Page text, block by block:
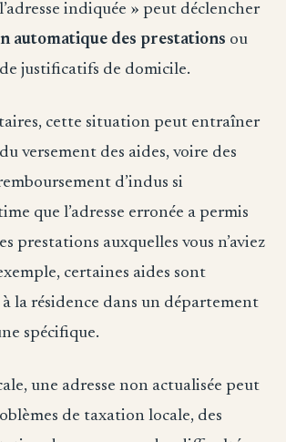
indiquée » peut déclencher
automatique des prestations ou
justificatifs de domicile.
cette situation peut entraîner
versement des aides, voire des
d’indus si
que l’adresse erronée a permis
prestations auxquelles vous n’aviez
certaines aides sont
la résidence dans un département
spécifique.
une adresse non actualisée peut
de taxation locale, des